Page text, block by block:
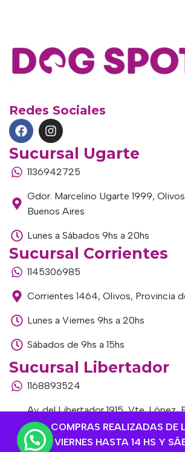
COMPRAS REALIZADAS DE
VIERNES HASTA 14 HS Y
Redes Sociales
Sucursal Ugarte
1136942725
Gdor. Marcelino Ugarte 1999,
Buenos Aires
Lunes a Sábados 9hs a 20hs
Sucursal Corrientes
1145306985
Corrientes 1464, Olivos, Provincia
Lunes a Viernes 9hs a 20hs
Sábados de 9hs a 15hs
Sucursal Libertador
1168893524
Av. del Libertador 1915, Vte. López,
Buenos Aires
Lunes a Viernes de 9hs a 13hs / 16hs